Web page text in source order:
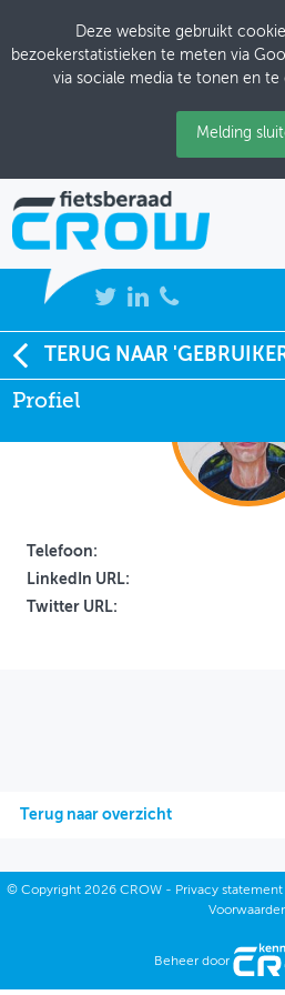
Deze website gebruikt
bezoekerstatistieken te meten via
via sociale media te tonen en te
Melding
NIEUWS
BIJEENKOMSTEN
KENNISBANK
OVER FIETSBERAAD
THEMASITES
TERUG NAAR
Profiel
Terug naar overzicht
Telefoon:
LinkedIn URL:
Twitter URL:
© Copyright2026 CROW - Privacy statement
Beheer door